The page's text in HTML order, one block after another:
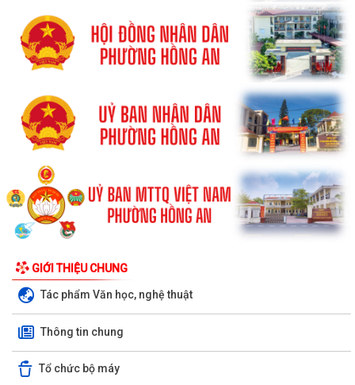
GIỚI THIỆU CHUNG
Tác phẩm Văn học, nghệ thuật
Thông tin chung
Tổ chức bộ máy